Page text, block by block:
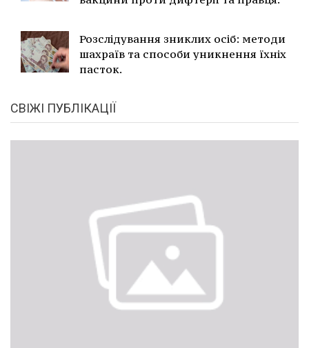
Розслідування зниклих осіб: методи
шахраїв та способи уникнення їхніх
пасток.
СВІЖІ ПУБЛІКАЦІЇ